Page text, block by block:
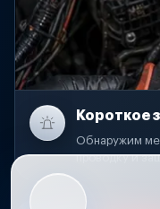
Короткое
Обнаружим
проводку и